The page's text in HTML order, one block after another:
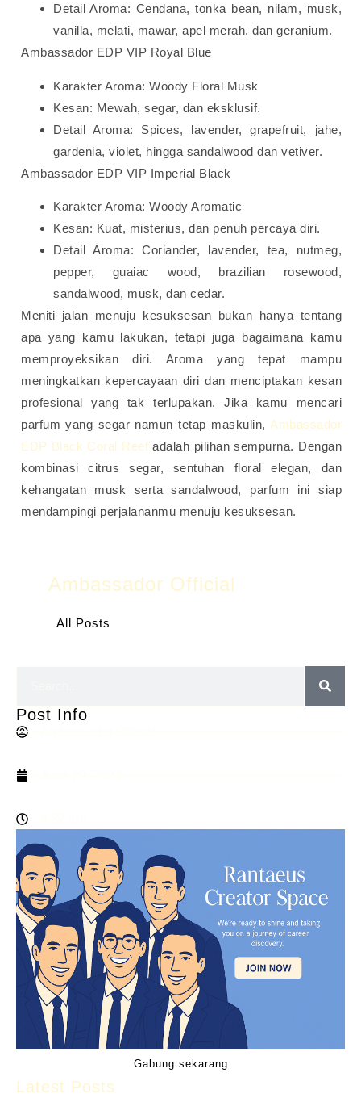
Detail Aroma: Cendana, tonka bean, nilam, musk,
vanilla, melati, mawar, apel merah, dan geranium.
Ambassador EDP VIP Royal Blue
Karakter Aroma: Woody Floral Musk
Kesan: Mewah, segar, dan eksklusif.
Detail Aroma: Spices, lavender, grapefruit, jahe,
gardenia, violet, hingga sandalwood dan vetiver.
Ambassador EDP VIP Imperial Black
Karakter Aroma: Woody Aromatic
Kesan: Kuat, misterius, dan penuh percaya diri.
Detail Aroma: Coriander, lavender, tea, nutmeg,
pepper, guaiac wood, brazilian rosewood,
sandalwood, musk, dan cedar.
Meniti jalan menuju kesuksesan bukan hanya tentang
apa yang kamu lakukan, tetapi juga bagaimana kamu
memproyeksikan diri. Aroma yang tepat mampu
meningkatkan kepercayaan diri dan menciptakan kesan
profesional yang tak terlupakan. Jika kamu mencari
parfum yang segar namun tetap maskulin, Ambassador
EDP Black Coral Reef adalah pilihan sempurna. Dengan
kombinasi citrus segar, sentuhan floral elegan, dan
kehangatan musk serta sandalwood, parfum ini siap
mendampingi perjalananmu menuju kesuksesan.
Ambassador Official
All Posts
Post Info
Gabung sekarang
Latest Posts